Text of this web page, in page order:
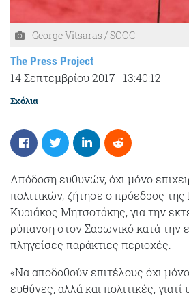
George Vitsaras / SOOC
The Press Project
14 Σεπτεμβρίου 2017 | 13:40:12
Σχόλια
Απόδοση ευθυνών, όχι μόνο
πολιτικών, ζήτησε ο πρόεδρος
Κυριάκος Μητσοτάκης, για την
ρύπανση στον Σαρωνικό κατά την
πληγείσες παράκτιες περιοχές.
«Να αποδοθούν επιτέλους όχι
ευθύνες, αλλά και πολιτικές, γιατί